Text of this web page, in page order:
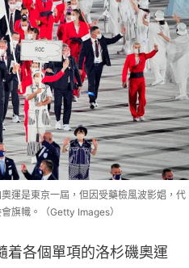
運是東京一屆，但因受藥檢風波影娼，代
旗幟。（Getty Images）
着各個單項的洛杉磯奧運